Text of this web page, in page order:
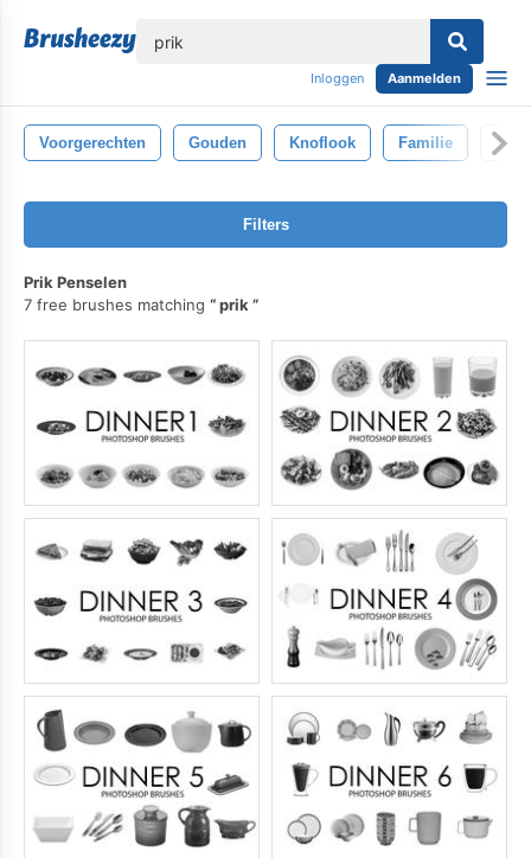
Inloggen Aanmelden
Voorgerechten Gouden Knoflook Familie
Filters
Prik Penselen
7 free brushes matching
prik